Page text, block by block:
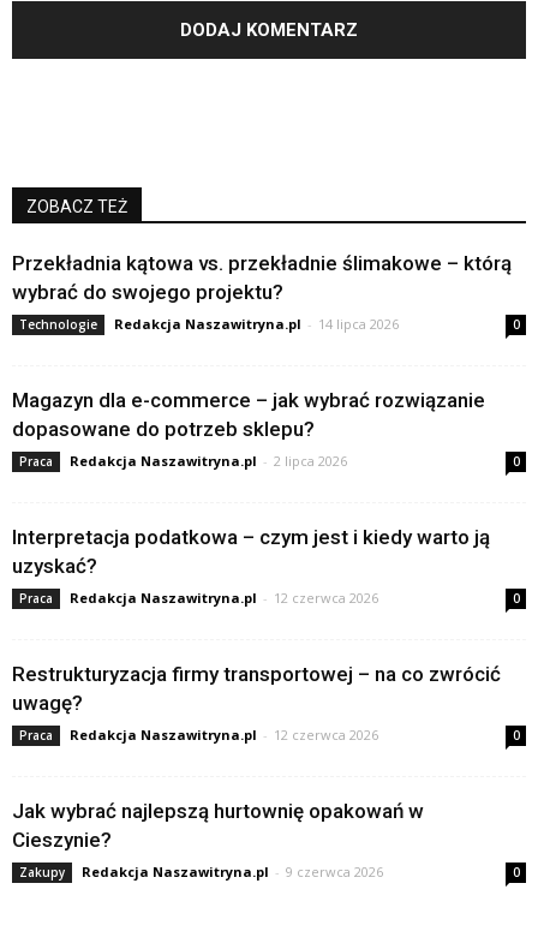
ZOBACZ TEŻ
Przekładnia kątowa vs. przekładnie ślimakowe – którą
wybrać do swojego projektu?
Technologie Redakcja Naszawitryna.pl - 14 lipca 2026 0
Magazyn dla e-commerce – jak wybrać rozwiązanie
dopasowane do potrzeb sklepu?
Praca Redakcja Naszawitryna.pl - 2 lipca 2026 0
Interpretacja podatkowa – czym jest i kiedy warto ją
uzyskać?
Praca Redakcja Naszawitryna.pl - 12 czerwca 2026 0
Restrukturyzacja firmy transportowej – na co zwrócić
uwagę?
Praca Redakcja Naszawitryna.pl - 12 czerwca 2026 0
Jak wybrać najlepszą hurtownię opakowań w
Cieszynie?
Zakupy Redakcja Naszawitryna.pl - 9 czerwca 2026 0